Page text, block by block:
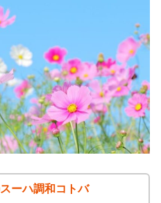
ーハ調和コトバ